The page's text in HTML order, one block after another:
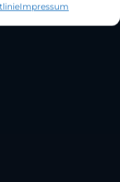
Impressum